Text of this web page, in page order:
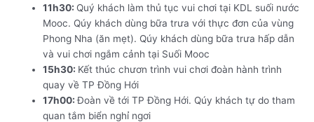
11h30: Quý khách làm thủ tục vui chơi tại KDL suối nước
Mooc. Qúy khách dùng bữa trưa với thực đơn của vùng
Phong Nha (ăn mẹt). Qúy khách dùng bữa trưa hấp dẫn
và vui chơi ngắm cảnh tại Suối Mooc
15h30: Kết thúc chươn trình vui chơi đoàn hành trình
quay về TP Đồng Hới
17h00:Đoàn về tới TP Đồng Hới. Qúy khách tự do tham
quan tắm biển nghỉ ngơi